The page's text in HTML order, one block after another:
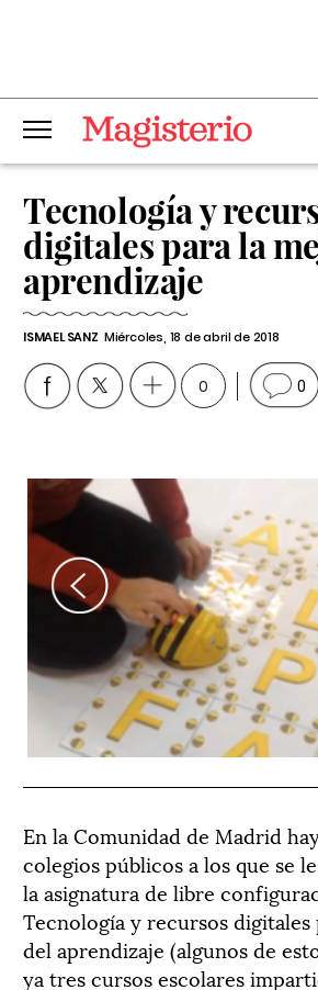
Tecnología y
digitales para la
aprendizaje
ISMAEL SANZ Miércoles, 18 de abril de 2018
0 0
Previous
En la Comunidad de Madrid
colegios públicos a los que se
la asignatura de libre
Tecnología y recursos digitales
del aprendizaje (algunos de
ya tres cursos escolares